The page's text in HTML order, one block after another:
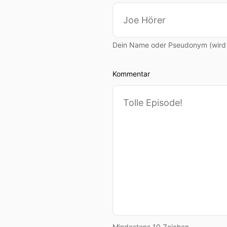
00:00:49: Ich möchte
00:01:05: Hallo und
00:01:07: Alles Volltreffe
Dein Name oder Pseudonym
Kommentar